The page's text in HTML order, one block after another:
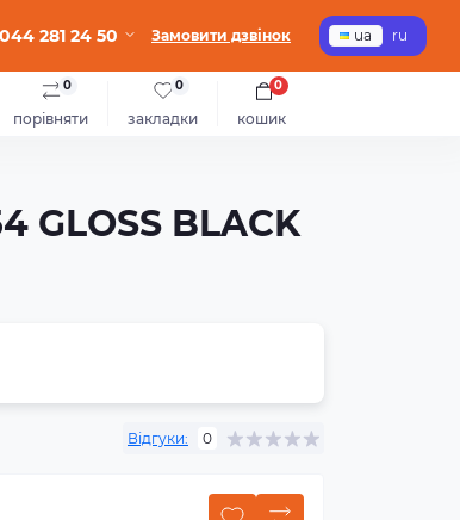
044 281 24 50 Замовити дзвінок ua ru
порівняти
0
закладки
0
кошик
0
GLOSS BLACK
Відгуки: 0